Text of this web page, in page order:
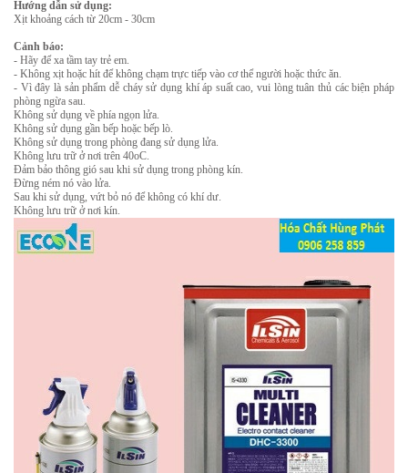
Hướng dẫn sử dụng:
Xịt khoảng cách từ 20cm - 30cm
Cảnh báo:
- Hãy để xa tầm tay trẻ em.
- Không xịt hoặc hít để không chạm trực tiếp vào cơ thể người hoặc thức ăn.
- Vì đây là sản phẩm dễ cháy sử dụng khí áp suất cao, vui lòng tuân thủ các biện pháp
phòng ngừa sau.
Không sử dụng về phía ngọn lửa.
Không sử dụng gần bếp hoặc bếp lò.
Không sử dụng trong phòng đang sử dụng lửa.
Không lưu trữ ở nơi trên 40oC.
Đảm bảo thông gió sau khi sử dụng trong phòng kín.
Đừng ném nó vào lửa.
Sau khi sử dụng, vứt bỏ nó để không có khí dư.
Không lưu trữ ở nơi kín.